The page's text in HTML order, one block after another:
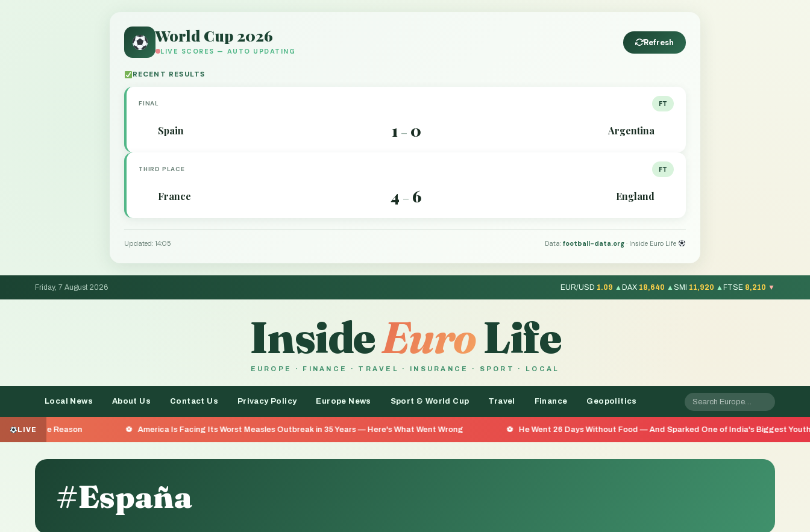
World Cup 2026
LIVE SCORES — AUTO UPDATING
Refresh
RECENT RESULTS
FINAL FT
Spain 1 – 0 Argentina
THIRD PLACE FT
France 4 – 6 England
Updated: 14:05 Data:football-data.org · Inside Euro Life
Friday, 7 August 2026 EUR/USD 1.09 ▲ DAX 18,640 ▲ SMI 11,920 ▲ FTSE 8,210 ▼
InsideEuroLife
EUROPE · FINANCE · TRAVEL · INSURANCE · SPORT · LOCAL
Local News About Us Contact Us Privacy Policy Europe News Sport & World Cup Travel Finance Geopolitics
LIVE America Is Facing Its Worst Measles Outbreak in 35 Years — Here's What Went Wrong He Went 26 Days Without Food — And Sparked One of India's Biggest Youth Movements in
#España